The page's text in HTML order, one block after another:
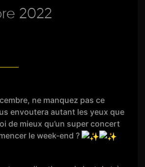
2022
ne manquez pas ce
envoutera autant les yeux que
de mieux qu’un super concert
le week-end ?